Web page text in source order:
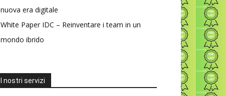
nuova era digitale
White Paper IDC – Reinventare i team in un
mondo ibrido
I nostri servizi